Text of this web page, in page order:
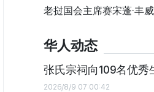
老挝国会主席赛宋蓬·丰
华人动态
张氏宗祠向109名优秀
2026/8/9 07:00:42